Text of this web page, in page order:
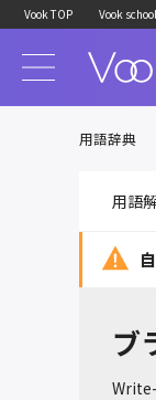
Vook TOP Vook school
用語辞典
用語
ブ